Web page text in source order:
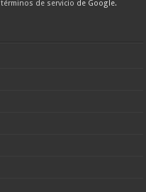
términos de servicio de Google.